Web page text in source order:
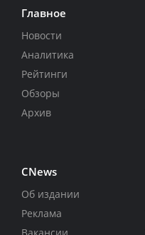
Главное
Новости
Аналитика
Рейтинги
Обзоры
Архив
CNews
Об издании
Реклама